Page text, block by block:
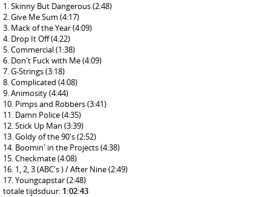
Skinny But Dangerous(2:48)
Give Me Sum (4:17)
Mack of the Year(4:09)
Drop It Off(4:22)
Commercial(1:38)
Don't Fuck with Me(4:09)
G-Strings(3:18)
Complicated (4:08)
Animosity(4:44)
Pimps and Robbers(3:41)
Damn Police(4:35)
Stick Up Man (3:39)
Goldy of the 90's(2:52)
Boomin' in the Projects(4:38)
Checkmate(4:08)
1, 2, 3 (ABC's ) / After Nine(2:49)
Youngcapstar(2:48)
totale tijdsduur: 1:02:43